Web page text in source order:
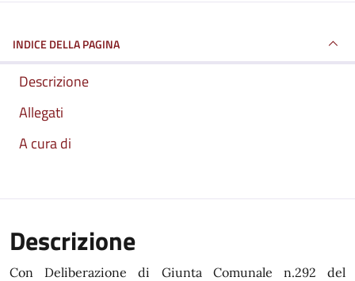
INDICE DELLA PAGINA
Descrizione
Allegati
A cura di
Descrizione
Con Deliberazione di Giunta Comunale n.292 del